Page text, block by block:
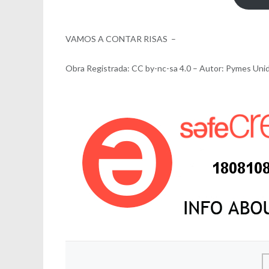
VAMOS A CONTAR RISAS –
Obra Registrada: CC by-nc-sa 4.0 – Autor: Pymes